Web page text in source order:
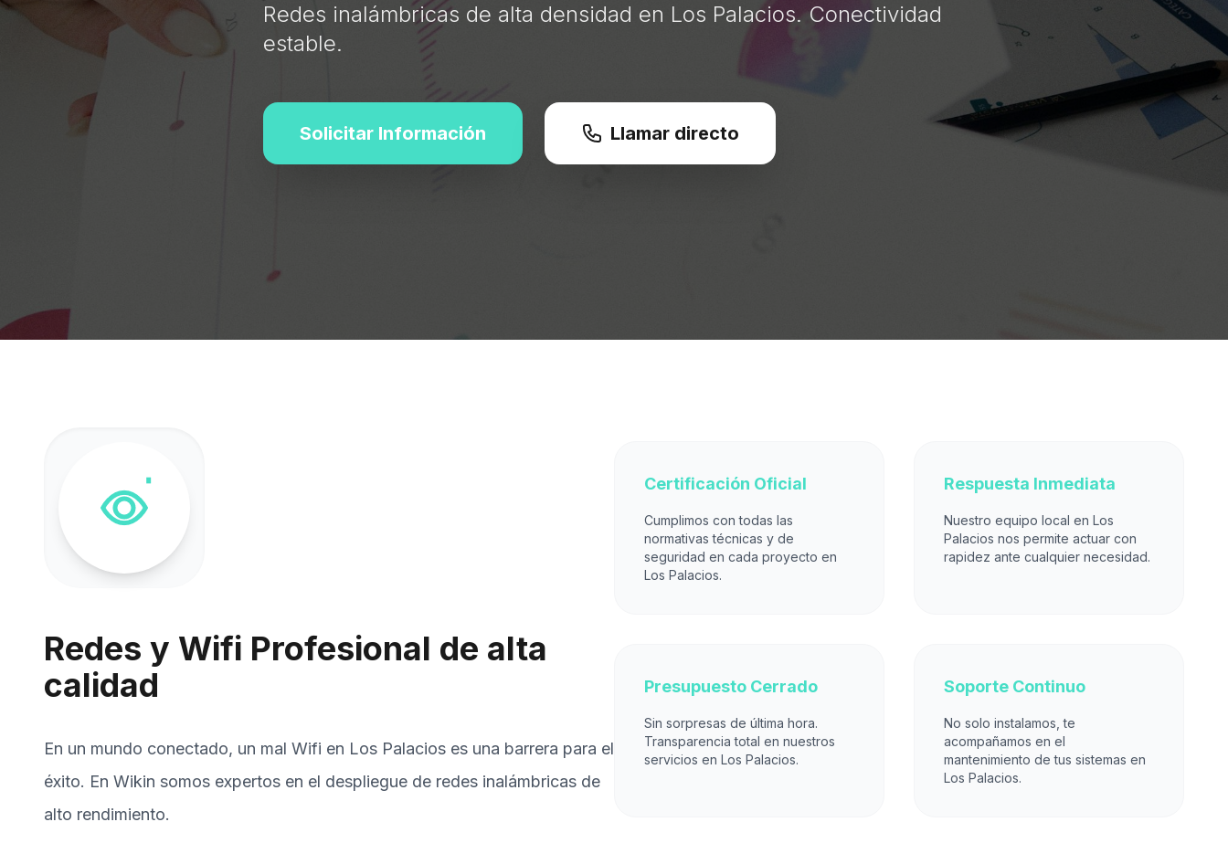
Redes inalámbricas de alta densidad en Los Palacios. Conectividad
estable.
Solicitar Información Llamar directo
Redes y Wifi Profesional de alta
calidad
En un mundo conectado, un mal Wifi en Los Palacios es una barrera para el
éxito. En Wikin somos expertos en el despliegue de redes inalámbricas de
alto rendimiento.
Certificación Oficial
Cumplimos con todas las
normativas técnicas y de
seguridad en cada proyecto en
Los Palacios.
Respuesta Inmediata
Nuestro equipo local en Los
Palacios nos permite actuar con
rapidez ante cualquier necesidad.
Presupuesto Cerrado
Sin sorpresas de última hora.
Transparencia total en nuestros
servicios en Los Palacios.
Soporte Continuo
No solo instalamos, te
acompañamos en el
mantenimiento de tus sistemas en
Los Palacios.